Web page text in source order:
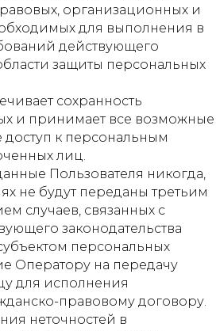
организационных и
для выполнения в
действующего
защиты персональных
сохранность
и принимает все возможные
к персональным
лиц.
Пользователя никогда,
не будут переданы третьим
случаев, связанных с
законодательства
персональных
Оператору на передачу
для исполнения
правовому договору.
неточностей в